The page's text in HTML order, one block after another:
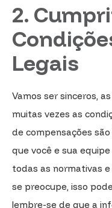
2.
Legais
Vamos ser sinceros,
muitas vezes as
de compensações
que você e sua
todas as normativas
se preocupe, isso
lembre-se de que a